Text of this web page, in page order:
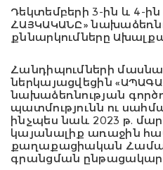
Դեկտեմբերի 3-ին և 4-
ՀԱՅԿԱԿԱՆԸ»
քննարկումները
Հանդիպումների
ներկայացվեցին«
նախաձեռնության
պատմությունն ու
ինչպես նաև 2023 թ.
կայանալիք առաջին
քաղաքացիական
գրանցման